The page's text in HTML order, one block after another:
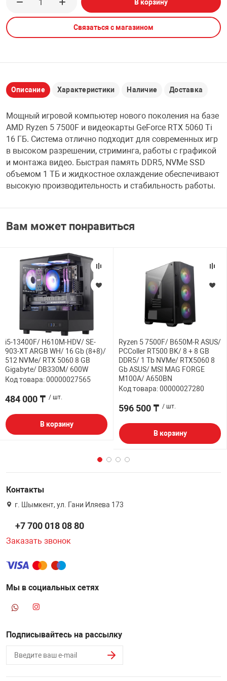
PCI АДАПТЕРЫ
USB
CARD RIDER
НАБОР ДЛЯ
CD-DVD ДИСКИ
В корзину
Связаться с магазином
Описание Характеристики Наличие Доставка
Мощный игровой компьютер нового поколения на базе
AMD Ryzen 5 7500F и видеокарты GeForce RTX 5060 Ti
16 ГБ. Система отлично подходит для современных игр
в высоком разрешении, стриминга, работы с графикой
и монтажа видео. Быстрая память DDR5, NVMe SSD
объемом 1 ТБ и жидкостное охлаждение обеспечивают
высокую производительность и стабильность работы.
Вам может понравиться
i5-13400F/ H610M-HDV/ SE-
903-XT ARGB WH/ 16 Gb (8+8)/
512 NVMe/ RTX 5060 8 GB
Gigabyte/ DB330M/ 600W
Код товара: 00000027565
484 000 ₸ / шт.
В корзину
Ryzen 5 7500F/ B650M-R ASUS/
PCColler RT500 BK/ 8 + 8 GB
DDR5/ 1 Tb NVMe/ RTX5060 8
Gb ASUS/ MSI MAG FORGE
M100A/ A650BN
Код товара: 00000027280
596 500 ₸ / шт.
В корзину
Контакты
г. Шымкент, ул. Гани Иляева 173
+7 700 018 08 80
Заказать звонок
Мы в социальных сетях
Подписывайтесь на рассылку